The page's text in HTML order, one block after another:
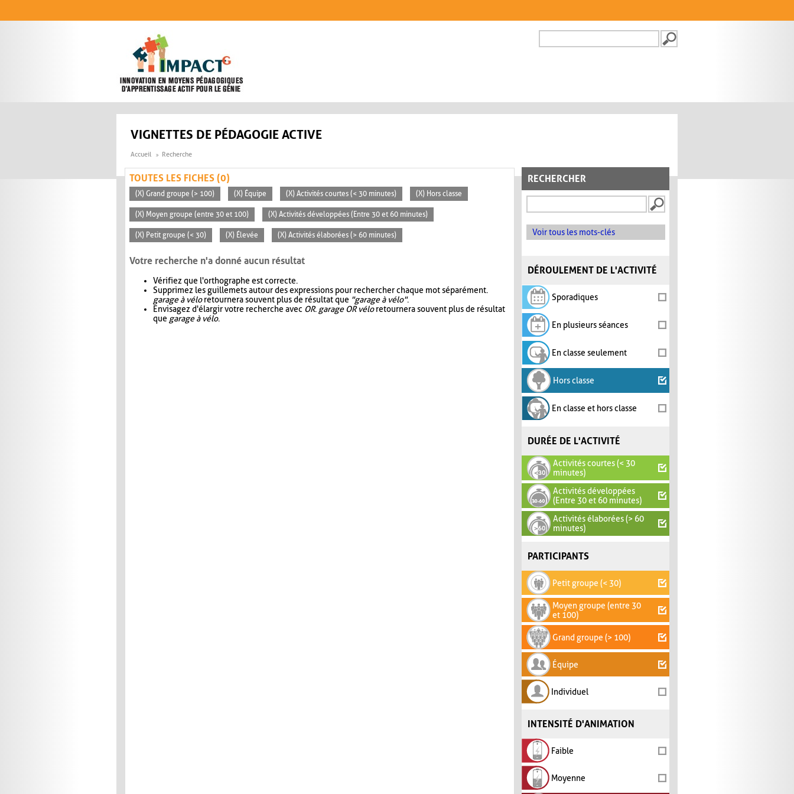
FORMULAIRE DE
VIGNETTES DE PÉDAGOGIE ACTIVE
Accueil Recherche
RECHERCHER
Voir tous les mots-clés
DÉROULEMENT DE L'ACTIVITÉ
Sporadiques
En plusieurs séances
En classe seulement
Hors classe
En classe et hors classe
DURÉE DE L'ACTIVITÉ
Activités courtes (< 30
minutes)
Activités développées
(Entre 30 et 60 minutes)
Activités élaborées (> 60
minutes)
PARTICIPANTS
Petit groupe (< 30)
Moyen groupe (entre 30
et 100)
Grand groupe (> 100)
Équipe
Individuel
INTENSITÉ D'ANIMATION
Faible
Moyenne
TOUTES LES FICHES (0)
(X) Grand groupe (> 100) (X) Équipe (X) Activités courtes (< 30 minutes) (X) Hors classe
(X) Moyen groupe (entre 30 et 100) (X) Activités développées (Entre 30 et 60 minutes)
(X) Petit groupe (< 30) (X) Élevée (X) Activités élaborées (> 60 minutes)
Votre recherche n'a donné aucun résultat
Vérifiez que l'orthographe est correcte.
Supprimez les guillemets autour des expressions pour rechercher chaque mot séparément.
garage à véloretournera souvent plus de résultat que "garage à vélo".
Envisagez d'élargir votre recherche avec OR. garage OR véloretournera souvent plus de résultat
que garage à vélo.